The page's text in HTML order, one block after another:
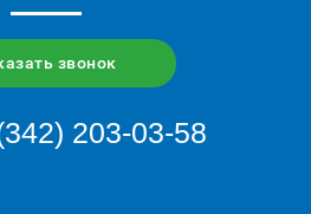
звонок
203-03-58